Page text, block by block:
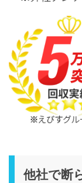
他社で断